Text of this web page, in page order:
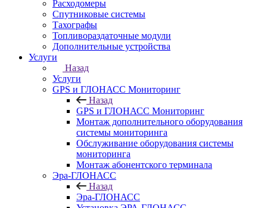
Расходомеры
Спутниковые системы
Тахографы
Топливораздаточные модули
Дополнительные устройства
Услуги
Назад
Услуги
GPS и ГЛОНАСС Мониторинг
Назад
GPS и ГЛОНАСС Мониторинг
Монтаж дополнительного оборудования
системы мониторинга
Обслуживание оборудования системы
мониторинга
Монтаж абонентского терминала
Эра-ГЛОНАСС
Назад
Эра-ГЛОНАСС